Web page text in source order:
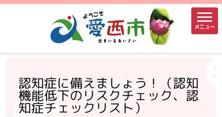
メニュー
認知症に備えましょう！（認知
機能低下のリスクチェック、認
知症チェックリスト）